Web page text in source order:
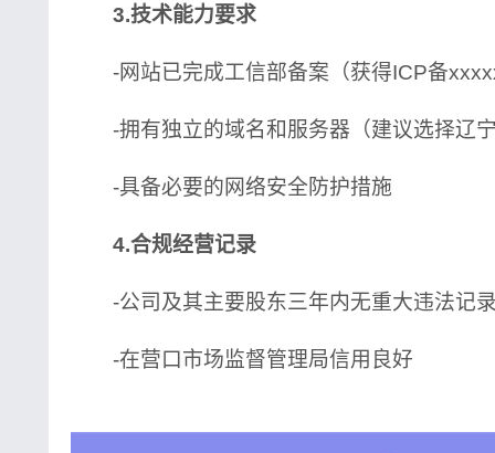
3.技术能力要求
-网站已完成工信部备案（获得ICP备
-拥有独立的域名和服务器（建议选择辽
-具备必要的网络安全防护措施
4.合规经营记录
-公司及其主要股东三年内无重大违法记
-在营口市场监督管理局信用良好